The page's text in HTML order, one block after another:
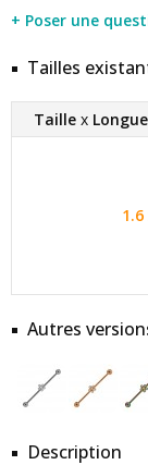
+ Poser une
Tailles
Taille x
Autres
Description